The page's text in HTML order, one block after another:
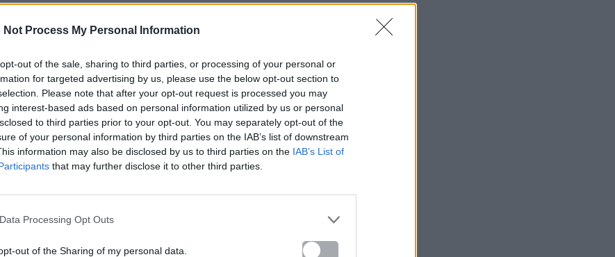
Not Process My Personal Information
out of the sale, sharing to third parties, or processing of your personal or
for targeted advertising by us, please use the below opt-out section to
Please note that after your opt-out request is processed you may
interest-based ads based on personal information utilized by us or personal
to third parties prior to your opt-out. You may separately opt-out of the
of your personal information by third parties on the IAB’s list of downstream
information may also be disclosed by us to third parties on the IAB’s List of
that may further disclose it to other third parties.
Processing Opt Outs
out of the Sharing of my personal data.
που δημιούργησε, η ζωή της είναι γεμάτη